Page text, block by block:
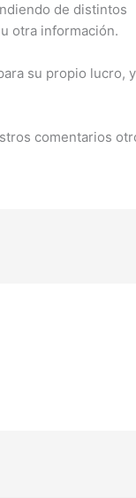
de distintos
otra información.
su propio lucro, y
comentarios